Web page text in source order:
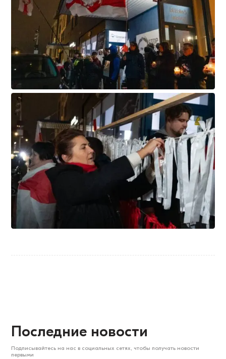
Последние новости
Подписывайтесь на нас в социальных сетях, чтобы получать новости
первыми